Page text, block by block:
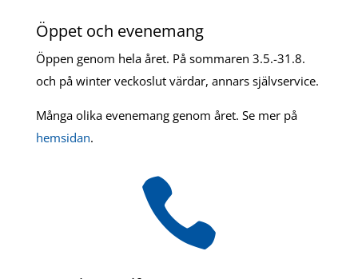
Öppet och evenemang
Öppen genom hela året. På sommaren 3.5.-31.8.
och på winter veckoslut värdar, annars självservice.
Många olika evenemang genom året. Se mer på
hemsidan.
